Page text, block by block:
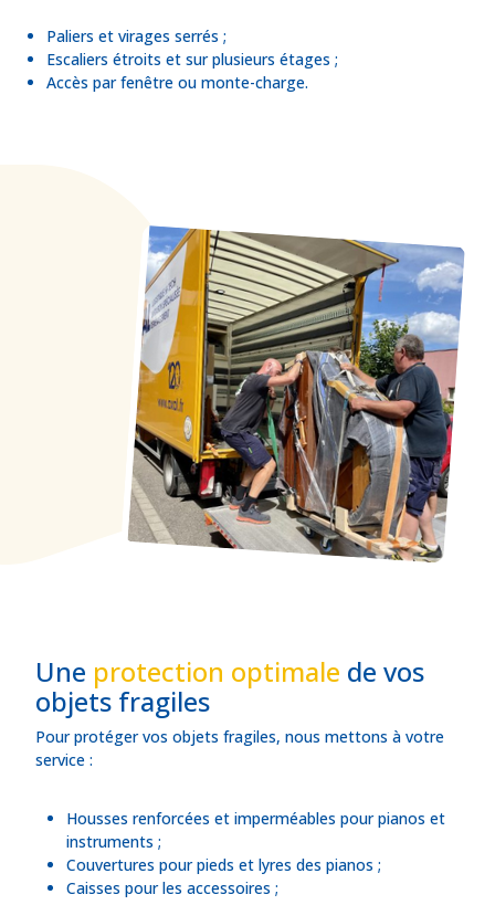
Paliers et virages serrés ;
Escaliers étroits et sur plusieurs étages ;
Accès par fenêtre ou monte-charge.
Une protection optimale de vos
objets fragiles
Pour protéger vos objets fragiles, nous mettons à votre
service :
Housses renforcées et imperméables pour pianos et
instruments ;
Couvertures pour pieds et lyres des pianos ;
Caisses pour les accessoires ;